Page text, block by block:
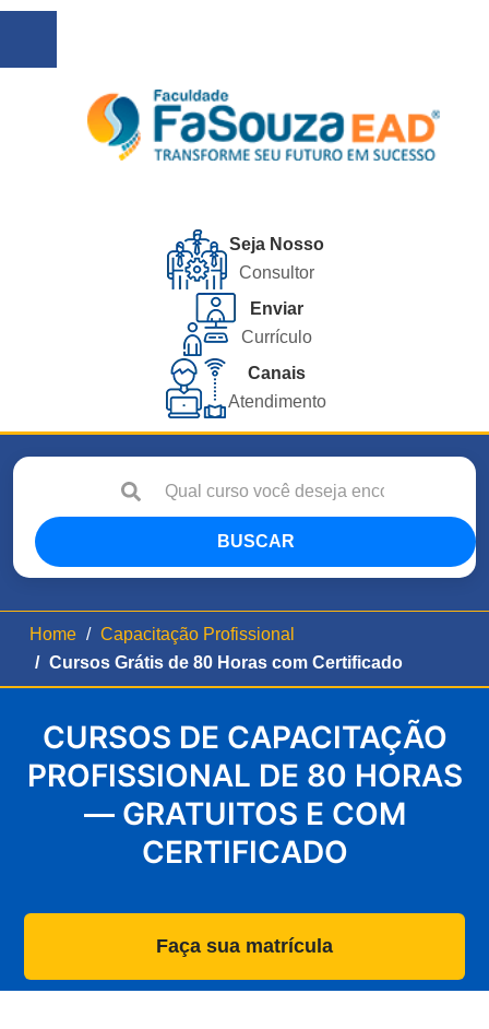
Seja Nosso
Consultor
Enviar
Currículo
Canais
Atendimento
BUSCAR
Home
Capacitação Profissional
Cursos Grátis de 80 Horas com Certificado
CURSOS DE CAPACITAÇÃO
PROFISSIONAL DE 80 HORAS
— GRATUITOS E COM
CERTIFICADO
Faça sua matrícula